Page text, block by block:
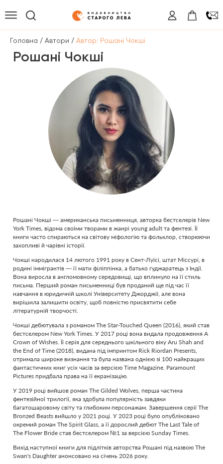
Головна / Автори / Автор: Рошані Чокші
Рошані Чокші
Рошані Чокші — американська письменниця, авторка бестселерів New
York Times, відома своїми творами в жанрі young adult та фентезі. Її
книги часто спираються на світову міфологію та фольклор, створюючи
захопливі й чарівні історії.
Чокші народилася 14 лютого 1991 року в Сент-Луїсі, штат Міссурі, в
родині іммігрантів — її мати філіппінка, а батько гуджаратець з Індії.
Вона виросла в англомовному середовищі, що вплинуло на її стиль
письма. Перший роман письменниці був проданий ще під час її
навчання в юридичній школі Університету Джорджії, але вона
вирішила залишити освіту, щоб повністю присвятити себе
літературній творчості.
Чокші дебютувала з романом The Star-Touched Queen (2016), який став
бестселером New York Times. У 2017 році вона видала продовження A
Crown of Wishes. Її серія для середнього шкільного віку Aru Shah and
the End of Time (2018), видана під імпринтом Rick Riordan Presents,
отримала широке визнання та була названа однією зі 100 найкращих
фантастичних книг усіх часів за версією Time Magazine. Paramount
Pictures придбала права на її екранізацію.
У 2019 році вийшов роман The Gilded Wolves, перша частина
фентезійної трилогії, яка здобула популярність завдяки
багатошаровому світу та глибоким персонажам. Завершення серії The
Bronzed Beasts вийшло у 2021 році. У 2023 році було опубліковано
окремий роман The Spirit Glass, а її дорослий дебют The Last Tale of
The Flower Bride став бестселером №1 за версією Sunday Times.
Вихід наступної книги для підлітків авторства Рошані під назвою The
Swan's Daughter анонсовано на січень 2026 року.